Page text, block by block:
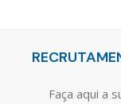
Faça aqui a